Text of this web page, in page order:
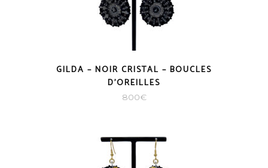
GILDA – NOIR CRISTAL – BOUCLES
D’OREILLES
800€